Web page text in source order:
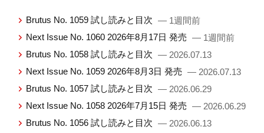
Brutus No. 1059 試し読みと目次 — 1週間前
Next Issue No. 1060 2026年8月17日 発売 — 1週間前
Brutus No. 1058 試し読みと目次 — 2026.07.13
Next Issue No. 1059 2026年8月3日 発売 — 2026.07.13
Brutus No. 1057 試し読みと目次 — 2026.06.29
Next Issue No. 1058 2026年7月15日 発売 — 2026.06.29
Brutus No. 1056 試し読みと目次 — 2026.06.13